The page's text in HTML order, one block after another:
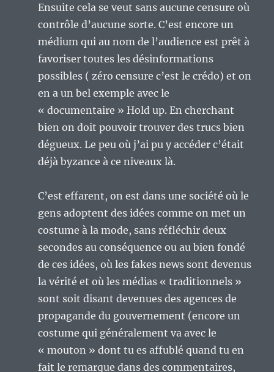
Ensuite cela se veut sans aucune censure où
contrôle d’aucune sorte. C’est encore un
médium qui au nom de l’audience est prêt à
favoriser toutes les désinformations
possibles ( zéro censure c’est le crédo) et on
en a un bel exemple avec le
« documentaire » Hold up. En cherchant
bien on doit pouvoir trouver des trucs bien
dégueux. Le peu où j’ai pu y accéder c’était
déjà byzance à ce niveaux là.
C’est effarent, on est dans une société où le
gens adoptent des idées comme on met un
costume à la mode, sans réfléchir deux
secondes au conséquence ou au bien fondé
de ces idées, où les fakes news sont devenus
la vérité et où les médias « traditionnels »
sont soit disant devenues des agences de
propagande du gouvernement (encore un
costume qui généralement va avec le
« mouton » dont tu es affublé quand tu en
fait le remarque dans des commentaires,